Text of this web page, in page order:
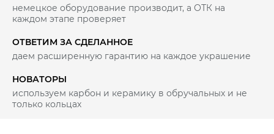
немецкое оборудование производит, а ОТК на
каждом этапе проверяет
ОТВЕТИМ ЗА СДЕЛАННОЕ
даем расширенную гарантию на каждое украшение
НОВАТОРЫ
используем карбон и керамику в обручальных и не
только кольцах